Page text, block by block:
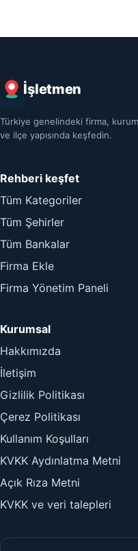
İşletmen
Türkiye genelindeki firma,
ve ilçe yapısında keşfedin.
Rehberi keşfet
Tüm Kategoriler
Tüm Şehirler
Tüm Bankalar
Firma Ekle
Firma Yönetim Paneli
Kurumsal
Hakkımızda
İletişim
Gizlilik Politikası
Çerez Politikası
Kullanım Koşulları
KVKK Aydınlatma Metni
Açık Rıza Metni
KVKK ve veri talepleri